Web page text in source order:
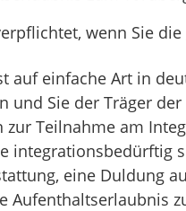
wenn Sie
auf einfache Art in
und Sie der Träger
zur Teilnahme am
integrationsbedürftig
eine Duldung
Aufenthaltserlaubnis